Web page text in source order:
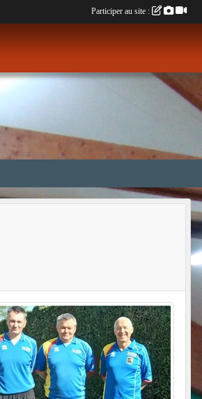
Participer au site :